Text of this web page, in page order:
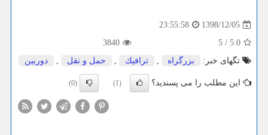
1398/12/05
23:55:58
5.0
/
5
3840
تگهای خبر:
بزرگراه , ترافیك , حمل و نقل , دوربین
این مطلب را می پسندید؟ (1)
(0)